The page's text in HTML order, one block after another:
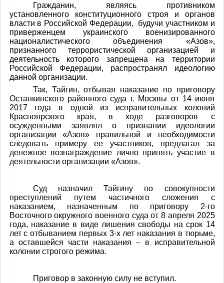
Гражданин, являясь противником
установленного конституционного строя и органов
власти в Российской Федерации, будучи участником и
приверженцем украинского военизированного
националистического объединения «Азов»,
признанного террористической организацией и
деятельность которого запрещена на территории
Российской Федерации, распространял идеологию
данной организации.
Так, Тайгин, отбывая наказание по приговору
Останкинского районного суда г. Москвы от 14 июня
2017 года в одной из исправительных колоний
Красноярского края, в ходе разговоров с
осужденными заявлял о признании идеологии
организации «Азов» правильной и необходимости
следовать примеру ее участников, предлагал за
денежное вознаграждение лично принять участие в
деятельности организации «Азов».
Суд назначил Тайгину по совокупности
преступлений путем частичного сложения с
наказанием, назначенным по приговору 2-го
Восточного окружного военного суда от 8 апреля 2025
года, наказание в виде лишения свободы на срок 14
лет с отбыванием первых 3-х лет наказания в тюрьме,
а оставшейся части наказания – в исправительной
колонии строгого режима.
Приговор в законную силу не вступил.